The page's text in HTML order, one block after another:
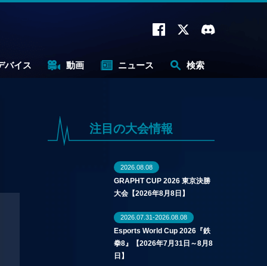
バイス 動画 ニュース 検索
注目の大会情報
2026.08.08
GRAPHT CUP 2026 東京決勝
大会【2026年8月8日】
2026.07.31-2026.08.08
Esports World Cup 2026『鉄
拳8』【2026年7月31日～8月8
日】